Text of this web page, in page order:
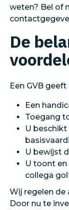
weten? Bel of
De
Een GVB
Een
Toegang
U
U bewijst
U toont
collega
Wij regelen de
Door nu te